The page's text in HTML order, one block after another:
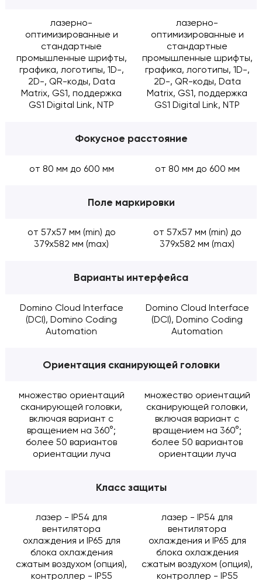
лазерно-
оптимизированные и
стандартные
промышленные шрифты,
графика, логотипы, 1D-,
2D-, QR-коды, Data
Matrix, GS1, поддержка
GS1 Digital Link, NTP
лазерно-
оптимизированные и
стандартные
промышленные шрифты,
графика, логотипы, 1D-,
2D-, QR-коды, Data
Matrix, GS1, поддержка
GS1 Digital Link, NTP
Фокусное расстояние
от 80 мм до 600 мм от 80 мм до 600 мм
Поле маркировки
от 57x57 мм (min) до
379x582 мм (max)
от 57x57 мм (min) до
379x582 мм (max)
Варианты интерфейса
Domino Cloud Interface
(DCI), Domino Coding
Automation
Domino Cloud Interface
(DCI), Domino Coding
Automation
Ориентация сканирующей головки
множество ориентаций
сканирующей головки,
включая вариант с
вращением на 360°;
более 50 вариантов
ориентации луча
множество ориентаций
сканирующей головки,
включая вариант с
вращением на 360°;
более 50 вариантов
ориентации луча
Класс защиты
лазер - IP54 для
вентилятора
охлаждения и IP65 для
блока охлаждения
сжатым воздухом (опция),
контроллер - IP55
лазер - IP54 для
вентилятора
охлаждения и IP65 для
блока охлаждения
сжатым воздухом (опция),
контроллер - IP55